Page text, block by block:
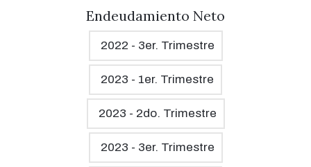
Endeudamiento Neto
2022 - 3er. Trimestre
2023 - 1er. Trimestre
2023 - 2do. Trimestre
2023 - 3er. Trimestre